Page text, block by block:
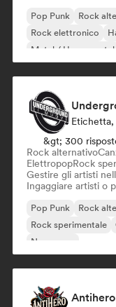
Pop Punk Rock
Rock elettronico
Metal / Heavy metal
&gt; 300
Rock alternativo
ElettropopRock
Gestire gli artisti
Ingaggiare artisti o
Pop Punk Rock
Rock sperimentale
New wave